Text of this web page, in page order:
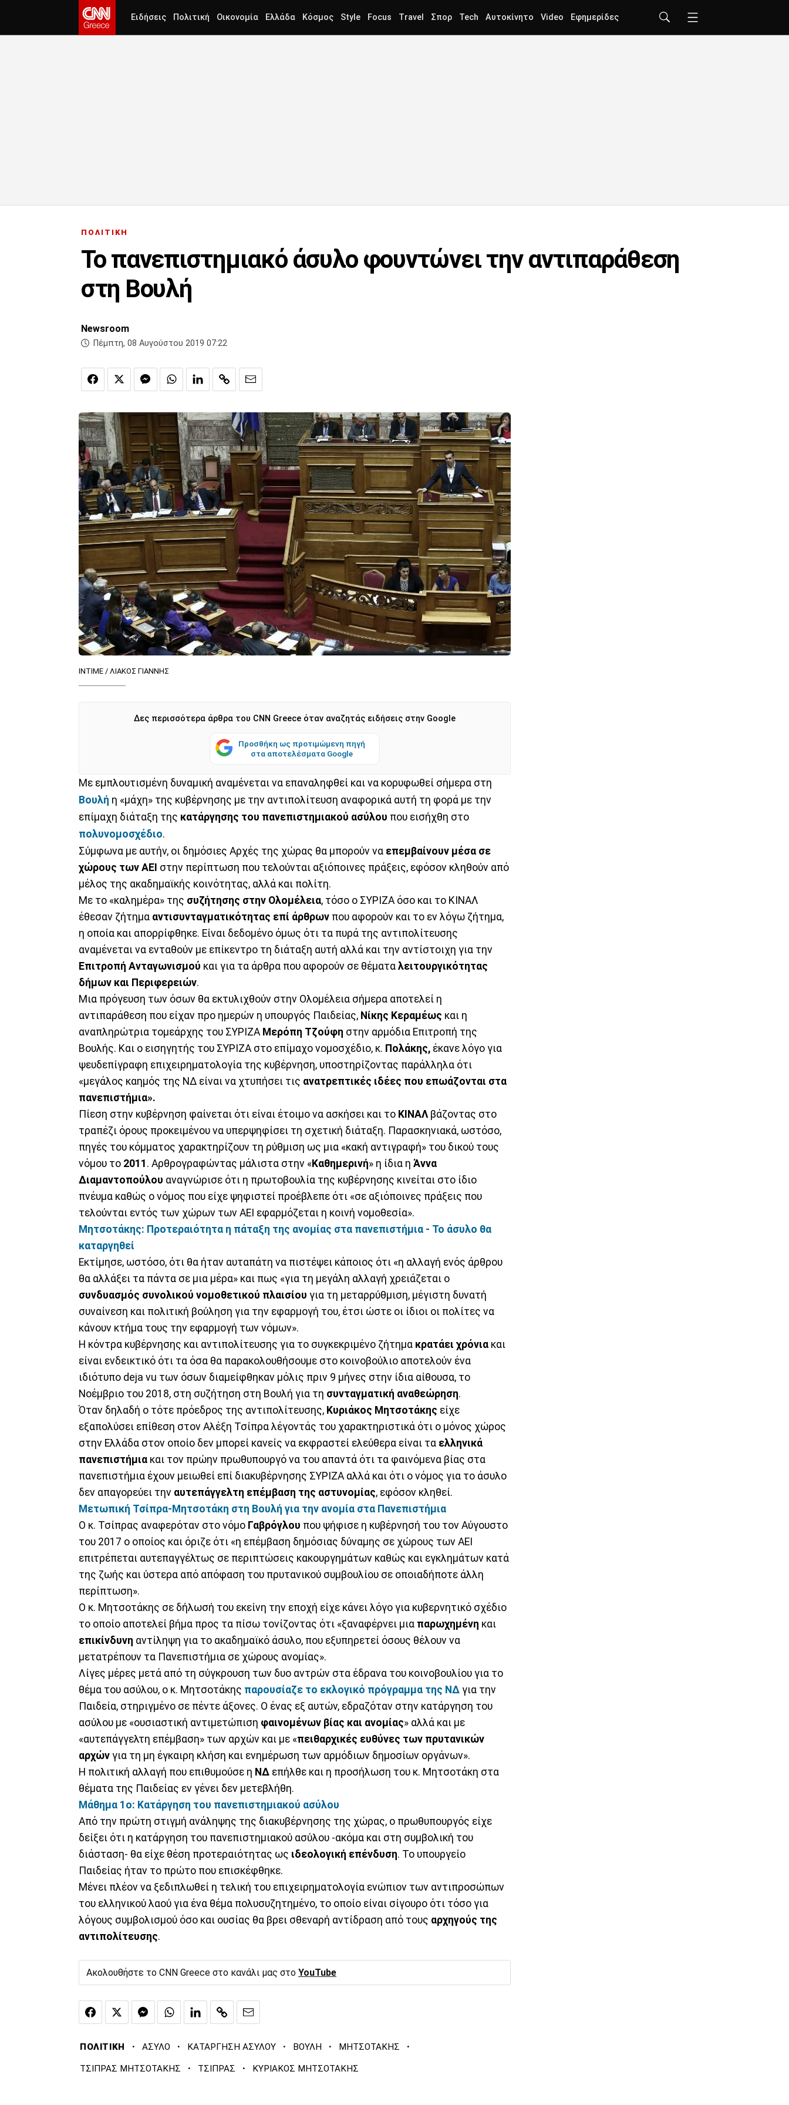
Ειδήσεις Πολιτική Οικονομία Ελλάδα Κόσμος Style Focus Travel Σπορ Tech Αυτοκίνητο Video Εφημερίδες
ΠΟΛΙΤΙΚΗ
Το πανεπιστημιακό άσυλο φουντώνει την αντιπαράθεση
στη Βουλή
Newsroom
Πέμπτη, 08 Αυγούστου 2019 07:22
ΙΝΤΙΜΕ / ΛΙΑΚΟΣ ΓΙΑΝΝΗΣ
Δες περισσότερα άρθρα του CNN Greece όταν αναζητάς ειδήσεις στην Google
Προσθήκη ως προτιμώμενη πηγή
στα αποτελέσματα Google
Με εμπλουτισμένη δυναμική αναμένεται να επαναληφθεί και να κορυφωθεί σήμερα στη
Βουλή η «μάχη» της κυβέρνησης με την αντιπολίτευση αναφορικά αυτή τη φορά με την
επίμαχη διάταξη της κατάργησης του πανεπιστημιακού ασύλου που εισήχθη στο
πολυνομοσχέδιο.
Σύμφωνα με αυτήν, οι δημόσιες Aρχές της χώρας θα μπορούν να επεμβαίνουν μέσα σε
χώρους των ΑΕΙ στην περίπτωση που τελούνται αξιόποινες πράξεις, εφόσον κληθούν από
μέλος της ακαδημαϊκής κοινότητας, αλλά και πολίτη.
Mε το «καλημέρα» της συζήτησης στην Ολομέλεια, τόσο ο ΣΥΡΙΖΑ όσο και το ΚΙΝΑΛ
έθεσαν ζήτημα αντισυνταγματικότητας επί άρθρων που αφορούν και το εν λόγω ζήτημα,
η οποία και απορρίφθηκε. Είναι δεδομένο όμως ότι τα πυρά της αντιπολίτευσης
αναμένεται να ενταθούν με επίκεντρο τη διάταξη αυτή αλλά και την αντίστοιχη για την
Επιτροπή Ανταγωνισμού και για τα άρθρα που αφορούν σε θέματα λειτουργικότητας
δήμων και Περιφερειών.
Μια πρόγευση των όσων θα εκτυλιχθούν στην Ολομέλεια σήμερα αποτελεί η
αντιπαράθεση που είχαν προ ημερών η υπουργός Παιδείας, Νίκης Κεραμέως και η
αναπληρώτρια τομεάρχης του ΣΥΡΙΖΑ Μερόπη Τζούφη στην αρμόδια Επιτροπή της
Βουλής. Kαι ο εισηγητής του ΣΥΡΙΖΑ στο επίμαχο νομοσχέδιο, κ. Πολάκης, έκανε λόγο για
ψευδεπίγραφη επιχειρηματολογία της κυβέρνηση, υποστηρίζοντας παράλληλα ότι
«μεγάλος καημός της ΝΔ είναι να χτυπήσει τις ανατρεπτικές ιδέες που επωάζονται στα
πανεπιστήμια».
Πίεση στην κυβέρνηση φαίνεται ότι είναι έτοιμο να ασκήσει και το ΚΙΝΑΛ βάζοντας στο
τραπέζι όρους προκειμένου να υπερψηφίσει τη σχετική διάταξη. Παρασκηνιακά, ωστόσο,
πηγές του κόμματος χαρακτηρίζουν τη ρύθμιση ως μια «κακή αντιγραφή» του δικού τους
νόμου το 2011 . Αρθρογραφώντας μάλιστα στην «Καθημερινή» η ίδια η Άννα
Διαμαντοπούλου αναγνώρισε ότι η πρωτοβουλία της κυβέρνησης κινείται στο ίδιο
πνέυμα καθώς ο νόμος που είχε ψηφιστεί προέβλεπε ότι «σε αξιόποινες πράξεις που
τελούνται εντός των χώρων των ΑΕΙ εφαρμόζεται η κοινή νομοθεσία».
Μητσοτάκης: Προτεραιότητα η πάταξη της ανομίας στα πανεπιστήμια - Το άσυλο θα
καταργηθεί
Εκτίμησε, ωστόσο, ότι θα ήταν αυταπάτη να πιστέψει κάποιος ότι «η αλλαγή ενός άρθρου
θα αλλάξει τα πάντα σε μια μέρα» και πως «για τη μεγάλη αλλαγή χρειάζεται ο
συνδυασμός συνολικού νομοθετικού πλαισίου για τη μεταρρύθμιση, μέγιστη δυνατή
συναίνεση και πολιτική βούληση για την εφαρμογή του, έτσι ώστε οι ίδιοι οι πολίτες να
κάνουν κτήμα τους την εφαρμογή των νόμων».
Η κόντρα κυβέρνησης και αντιπολίτευσης για το συγκεκριμένο ζήτημα κρατάει χρόνια και
είναι ενδεικτικό ότι τα όσα θα παρακολουθήσουμε στο κοινοβούλιο αποτελούν ένα
ιδιότυπο deja vu των όσων διαμείφθηκαν μόλις πριν 9 μήνες στην ίδια αίθουσα, το
Νοέμβριο του 2018, στη συζήτηση στη Βουλή για τη συνταγματική αναθεώρηση.
Όταν δηλαδή ο τότε πρόεδρος της αντιπολίτευσης, Κυριάκος Μητσοτάκης είχε
εξαπολύσει επίθεση στον Αλέξη Τσίπρα λέγοντάς του χαρακτηριστικά ότι ο μόνος χώρος
στην Ελλάδα στον οποίο δεν μπορεί κανείς να εκφραστεί ελεύθερα είναι τα ελληνικά
πανεπιστήμια και τον πρώην πρωθυπουργό να του απαντά ότι τα φαινόμενα βίας στα
πανεπιστήμια έχουν μειωθεί επί διακυβέρνησης ΣΥΡΙΖΑ αλλά και ότι ο νόμος για το άσυλο
δεν απαγορεύει την αυτεπάγγελτη επέμβαση της αστυνομίας, εφόσον κληθεί.
Μετωπική Τσίπρα-Μητσοτάκη στη Βουλή για την ανομία στα Πανεπιστήμια
Ο κ. Τσίπρας αναφερόταν στο νόμο Γαβρόγλου που ψήφισε η κυβέρνησή του τον Αύγουστο
του 2017 ο οποίος και όριζε ότι «η επέμβαση δημόσιας δύναμης σε χώρους των ΑΕΙ
επιτρέπεται αυτεπαγγέλτως σε περιπτώσεις κακουργημάτων καθώς και εγκλημάτων κατά
της ζωής και ύστερα από απόφαση του πρυτανικού συμβουλίου σε οποιαδήποτε άλλη
περίπτωση».
Ο κ. Μητσοτάκης σε δήλωσή του εκείνη την εποχή είχε κάνει λόγο για κυβερνητικό σχέδιο
το οποίο αποτελεί βήμα προς τα πίσω τονίζοντας ότι «ξαναφέρνει μια παρωχημένη και
επικίνδυνη αντίληψη για το ακαδημαϊκό άσυλο, που εξυπηρετεί όσους θέλουν να
μετατρέπουν τα Πανεπιστήμια σε χώρους ανομίας».
Λίγες μέρες μετά από τη σύγκρουση των δυο αντρών στα έδρανα του κοινοβουλίου για το
θέμα του ασύλου, ο κ. Μητσοτάκης παρουσίαζε το εκλογικό πρόγραμμα της ΝΔ για την
Παιδεία, στηριγμένο σε πέντε άξονες. Ο ένας εξ αυτών, εδραζόταν στην κατάργηση του
ασύλου με «ουσιαστική αντιμετώπιση φαινομένων βίας και ανομίας» αλλά και με
«αυτεπάγγελτη επέμβαση» των αρχών και με «πειθαρχικές ευθύνες των πρυτανικών
αρχών για τη μη έγκαιρη κλήση και ενημέρωση των αρμόδιων δημοσίων οργάνων».
Η πολιτική αλλαγή που επιθυμούσε η ΝΔ επήλθε και η προσήλωση του κ. Μητσοτάκη στα
θέματα της Παιδείας εν γένει δεν μετεβλήθη.
Μάθημα 1ο: Κατάργηση του πανεπιστημιακού ασύλου
Από την πρώτη στιγμή ανάληψης της διακυβέρνησης της χώρας, ο πρωθυπουργός είχε
δείξει ότι η κατάργηση του πανεπιστημιακού ασύλου -ακόμα και στη συμβολική του
διάσταση- θα είχε θέση προτεραιότητας ως ιδεολογική επένδυση. Το υπουργείο
Παιδείας ήταν το πρώτο που επισκέφθηκε.
Μένει πλέον να ξεδιπλωθεί η τελική του επιχειρηματολογία ενώπιον των αντιπροσώπων
του ελληνικού λαού για ένα θέμα πολυσυζητημένο, το οποίο είναι σίγουρο ότι τόσο για
λόγους συμβολισμού όσο και ουσίας θα βρει σθεναρή αντίδραση από τους αρχηγούς της
αντιπολίτευσης.
Ακολουθήστε το CNN Greece στο κανάλι μας στο YouTube
ΠΟΛΙΤΙΚΗ · ΑΣΥΛΟ · ΚΑΤΑΡΓΗΣΗ ΑΣΥΛΟΥ · ΒΟΥΛΗ · ΜΗΤΣΟΤΑΚΗΣ ·
ΤΣΙΠΡΑΣ ΜΗΤΣΟΤΑΚΗΣ · ΤΣΙΠΡΑΣ · ΚΥΡΙΑΚΟΣ ΜΗΤΣΟΤΑΚΗΣ